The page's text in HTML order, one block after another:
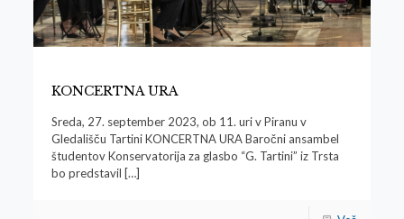
KONCERTNA URA
Sreda, 27. september 2023, ob 11. uri v Piranu v
Gledališču Tartini KONCERTNA URA Baročni ansambel
študentov Konservatorija za glasbo “G. Tartini” iz Trsta
bo predstavil […]